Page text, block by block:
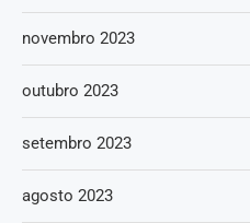
novembro 2023
outubro 2023
setembro 2023
agosto 2023